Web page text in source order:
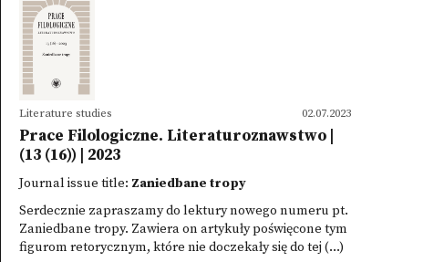
02.07.2023
Literature studies
Prace Filologiczne. Literaturoznawstwo |
(13 (16)) | 2023
Journal issue title: Zaniedbane tropy
Serdecznie zapraszamy do lektury nowego numeru pt.
Zaniedbane tropy. Zawiera on artykuły poświęcone tym
figurom retorycznym, które nie doczekały się do tej (...)